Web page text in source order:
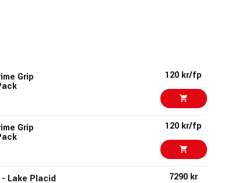
Grip 120 kr/fp
Grip 120 kr/fp
Lake Placid 7290 kr